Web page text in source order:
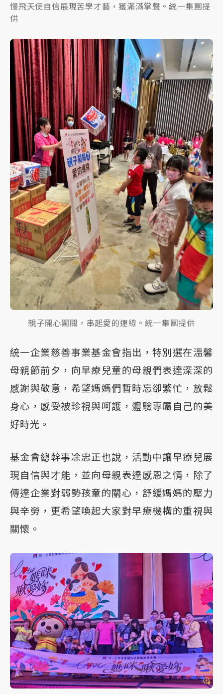
慢飛天使自信展現苦學才藝，獲滿滿掌聲。統一集團提
供
親子開心闖關，串起愛的連線。統一集團提供
統一企業慈善事業基金會指出，特別選在溫馨
母親節前夕，向早療兒童的母親們表達深深的
感謝與敬意，希望媽媽們暫時忘卻繁忙，放鬆
身心，感受被珍視與呵護，體驗專屬自己的美
好時光。
基金會總幹事凃忠正也說，活動中讓早療兒展
現自信與才能，並向母親表達感恩之情，除了
傳達企業對弱勢孩童的關心，舒緩媽媽的壓力
與辛勞，更希望喚起大家對早療機構的重視與
關懷。